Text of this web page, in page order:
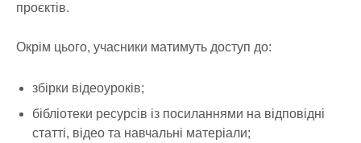
проєктів.
Окрім цього, учасники матимуть доступ до:
збірки відеоуроків;
бібліотеки ресурсів із посиланнями на відповідні
статті, відео та навчальні матеріали;